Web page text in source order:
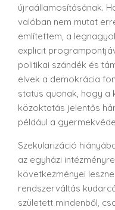
újraállamosításának.
valóban nem mutat
említettem, a
explicit
politikai szándék és
elvek a demokrácia
status quonak, hogy
közoktatás jelentős
például a
Szekularizáció
az egyházi
következményei
rendszerváltás
született mindenből,